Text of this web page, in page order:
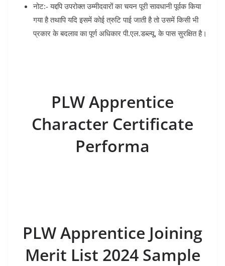
नोट:- यद्दपि उपरोक्त उम्मीदवारों का चयन पूरी सावधानी पूर्वक किया
गया है तथापि यदि इसमें कोई त्रुटि पाई जाती है तो उसमें किसी भी
प्रकार के बदलाव का पूर्ण अधिकार पी.एल.डब्ल्यू, के पास सुरक्षित है।
PLW Apprentice
Character Certificate
Performa
PLW Apprentice Joining
Merit List 2024 Sample